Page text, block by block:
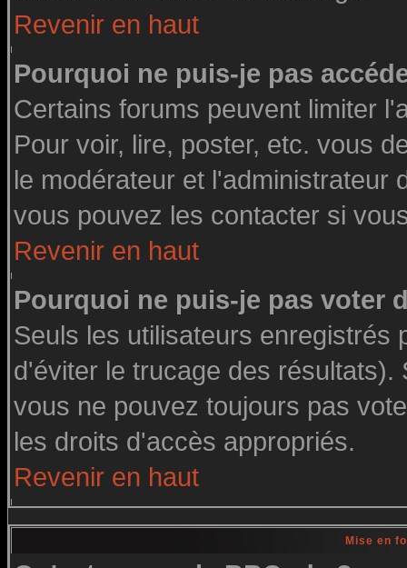
Revenir en haut
Pourquoi ne puis-je pas
Certains forums peuvent limiter
Pour voir, lire, poster, etc. vous
le modérateur et l'administrateur
vous pouvez les contacter si
Revenir en haut
Pourquoi ne puis-je pas voter
Seuls les utilisateurs enregistrés
d'éviter le trucage des
vous ne pouvez toujours pas
les droits d'accès appropriés.
Revenir en haut
Mise en